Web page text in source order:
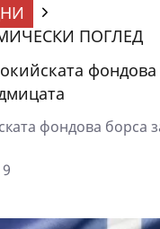
ПОГЛЕД
фондова борса